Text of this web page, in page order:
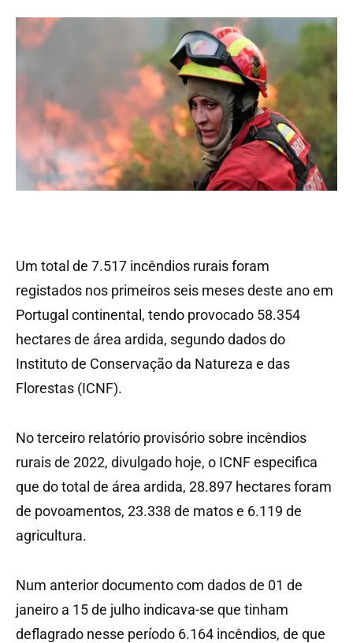
Um total de 7.517 incêndios rurais foram
registados nos primeiros seis meses deste ano em
Portugal continental, tendo provocado 58.354
hectares de área ardida, segundo dados do
Instituto de Conservação da Natureza e das
Florestas (ICNF).
No terceiro relatório provisório sobre incêndios
rurais de 2022, divulgado hoje, o ICNF especifica
que do total de área ardida, 28.897 hectares foram
de povoamentos, 23.338 de matos e 6.119 de
agricultura.
Num anterior documento com dados de 01 de
janeiro a 15 de julho indicava-se que tinham
deflagrado nesse período 6.164 incêndios, de que